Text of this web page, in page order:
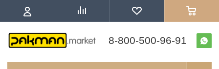
8-800-500-96-91